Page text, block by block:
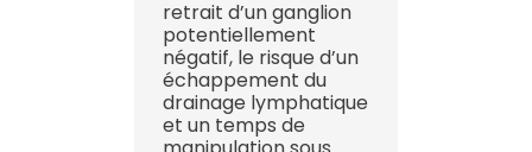
retrait d’un ganglion
potentiellement
négatif, le risque d’un
échappement du
drainage lymphatique
et un temps de